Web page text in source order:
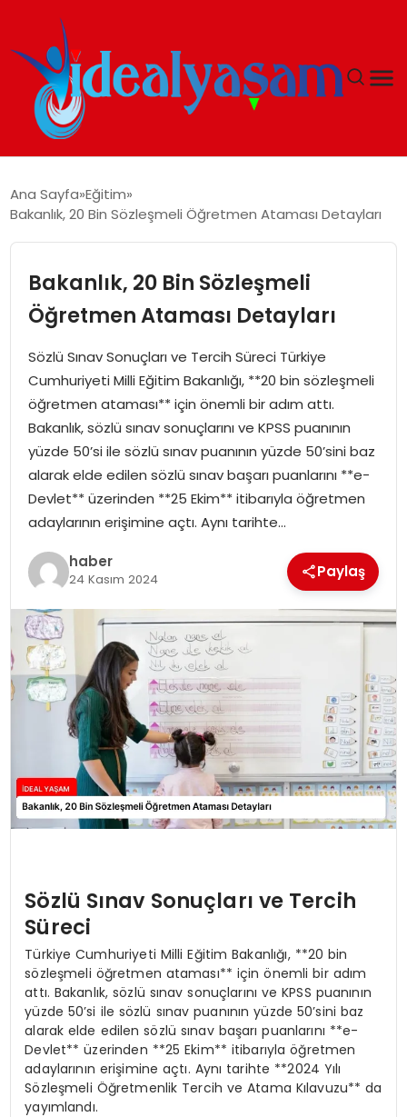
GÜNDEM
EKONOMI
İDEAL YAŞAM
İDEAL SPOR
YAŞAM
MAGAZIN
SAĞLIK
SOSYAL HABER
Ana Sayfa Eğitim
Bakanlık, 20 Bin Sözleşmeli Öğretmen Ataması Detayları
Bakanlık, 20 Bin Sözleşmeli
Öğretmen Ataması Detayları
Sözlü Sınav Sonuçları ve Tercih Süreci Türkiye
Cumhuriyeti Milli Eğitim Bakanlığı, **20 bin sözleşmeli
öğretmen ataması** için önemli bir adım attı.
Bakanlık, sözlü sınav sonuçlarını ve KPSS puanının
yüzde 50’si ile sözlü sınav puanının yüzde 50’sini baz
alarak elde edilen sözlü sınav başarı puanlarını **e-
Devlet** üzerinden **25 Ekim** itibarıyla öğretmen
adaylarının erişimine açtı. Aynı tarihte…
haber
24 Kasım 2024 Paylaş
Sözlü Sınav Sonuçları ve Tercih
Süreci
Türkiye Cumhuriyeti Milli Eğitim Bakanlığı, **20 bin
sözleşmeli öğretmen ataması** için önemli bir adım
attı. Bakanlık, sözlü sınav sonuçlarını ve KPSS puanının
yüzde 50’si ile sözlü sınav puanının yüzde 50’sini baz
alarak elde edilen sözlü sınav başarı puanlarını **e-
Devlet** üzerinden **25 Ekim** itibarıyla öğretmen
adaylarının erişimine açtı. Aynı tarihte **2024 Yılı
Sözleşmeli Öğretmenlik Tercih ve Atama Kılavuzu** da
yayımlandı.